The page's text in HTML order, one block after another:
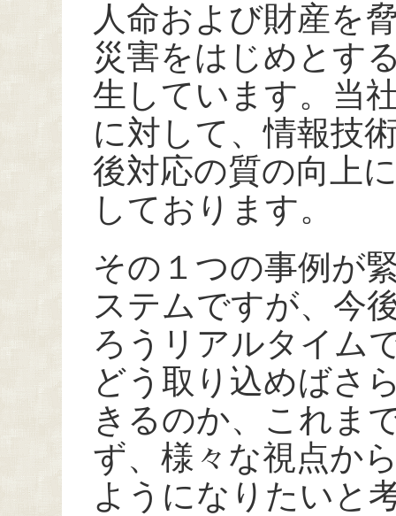
人命および財産を
災害をはじめとす
生しています。当
に対して、情報技
後対応の質の向上
しております。
その１つの事例が
ステムですが、今
ろうリアルタイム
どう取り込めばさ
きるのか、これま
ず、様々な視点か
ようになりたいと